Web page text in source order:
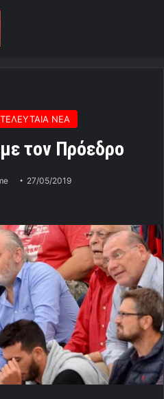
ΤΕΛΕΥΤΑΙΑ ΝΕΑ
τον Πρόεδρο
27/05/2019